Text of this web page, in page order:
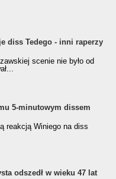
diss Tedego - inni raperzy
scenie nie było od
5-minutowym dissem
reakcją Winiego na diss
odszedł w wieku 47 lat